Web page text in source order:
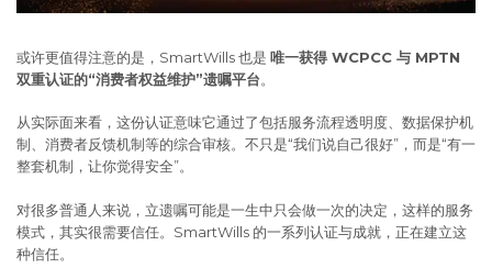
或许更值得注意的是，SmartWills 也是 唯一获得 WCPCC 与 MPTN
双重认证的“消费者权益维护”遗嘱平台。
从实际面来看，这份认证意味它通过了包括服务流程透明度、数据保护机
制、消费者反馈机制等的综合审核。不只是“我们说自己很好”，而是“有一
整套机制，让你觉得安全”。
对很多普通人来说，立遗嘱可能是一生中只会做一次的决定，这样的服务
模式，其实很需要信任。SmartWills 的一系列认证与成就，正在建立这
种信任。